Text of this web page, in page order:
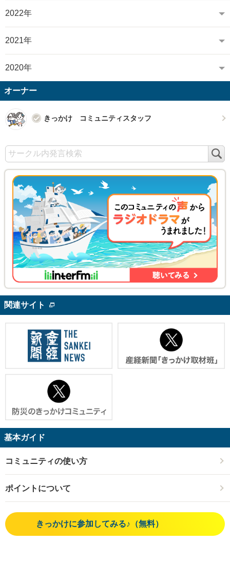
2022年
2021年
2020年
オーナー
きっかけ コミュニティスタッフ
関連サイト
基本ガイド
コミュニティの使い方
ポイントについて
きっかけに参加してみる♪（無料）